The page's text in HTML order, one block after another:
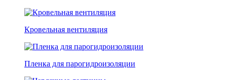
Кровельная вентиляция
Пленка для парогидроизоляции